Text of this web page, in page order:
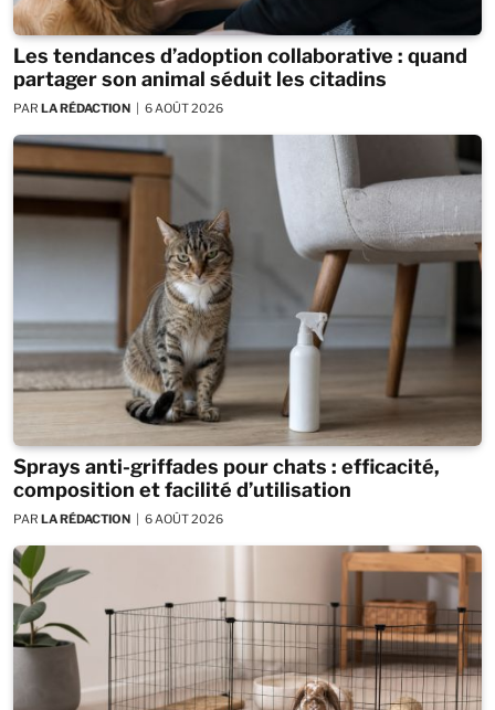
Les tendances d’adoption collaborative : quand
partager son animal séduit les citadins
PAR LA RÉDACTION 6 AOÛT 2026
Sprays anti-griffades pour chats : efficacité,
composition et facilité d’utilisation
PAR LA RÉDACTION 6 AOÛT 2026